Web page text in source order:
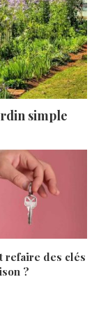
simple
refaire des clés
?